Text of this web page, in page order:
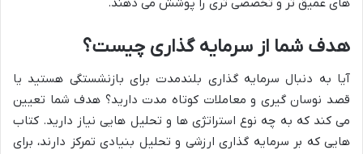
هدف شما از سرمایه گذاری چیست؟
آیا به دنبال سرمایه گذاری بلندمدت برای بازنشستگی هستید یا
قصد نوسان گیری و معاملات کوتاه مدت دارید؟ هدف شما تعیین
می کند که به چه نوع استراتژی ها و تحلیل هایی نیاز دارید. کتاب
هایی که بر سرمایه گذاری ارزشی و تحلیل بنیادی تمرکز دارند، برای